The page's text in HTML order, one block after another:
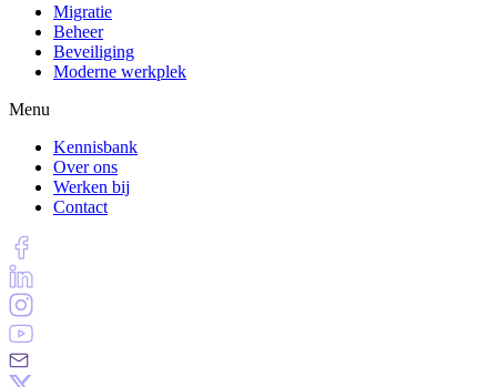
Migratie
Beheer
Beveiliging
Moderne werkplek
Menu
Kennisbank
Over ons
Werken bij
Contact